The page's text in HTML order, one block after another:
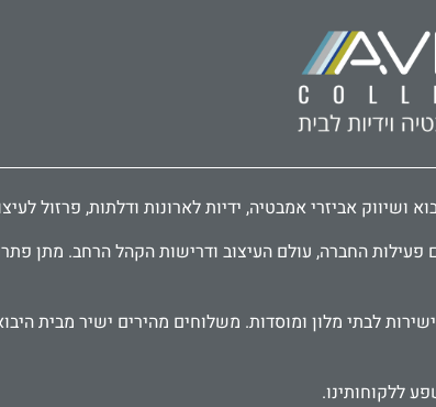
החברה, עולם העיצוב ודרישות הקהל הרחב. מתן
ללקוחותינו.